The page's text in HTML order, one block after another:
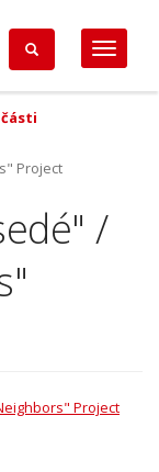
Project
/
Project